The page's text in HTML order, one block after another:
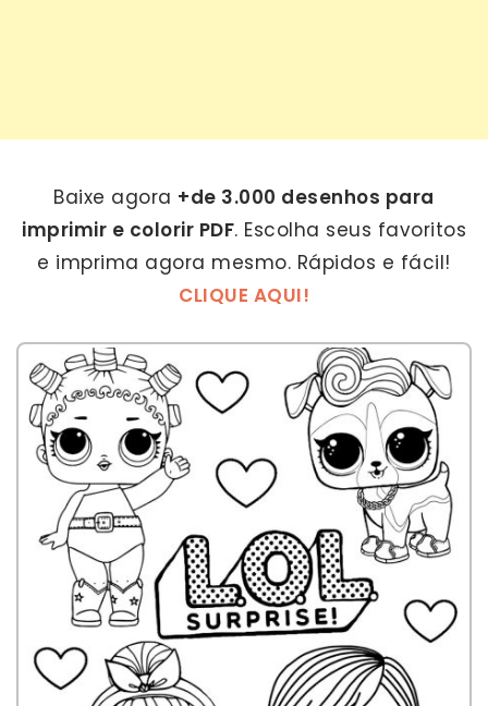
Baixe agora +de 3.000 desenhos para
imprimir e colorir PDF. Escolha seus favoritos
e imprima agora mesmo. Rápidos e fácil!
CLIQUE AQUI!